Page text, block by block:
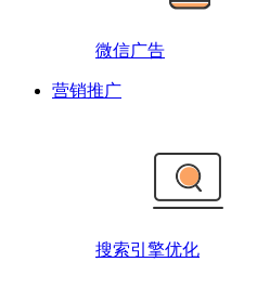
微信广告
营销推广
搜索引擎优化